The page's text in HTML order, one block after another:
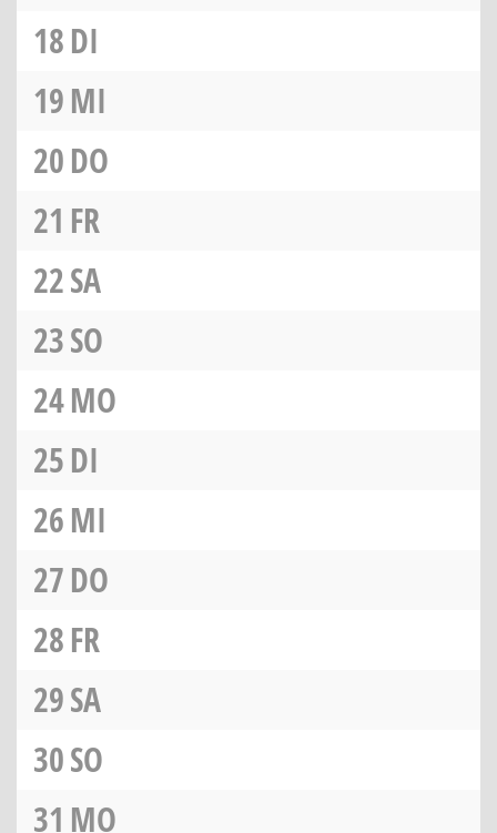
18DI
19MI
20DO
21 FR
22SA
23SO
24MO
25DI
26MI
27DO
28FR
29SA
30SO
31 MO